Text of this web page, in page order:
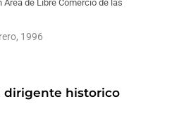
de Libre Comercio de las
1996
dirigente historico